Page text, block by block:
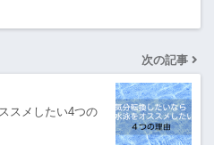
次の記事
スメしたい4つの